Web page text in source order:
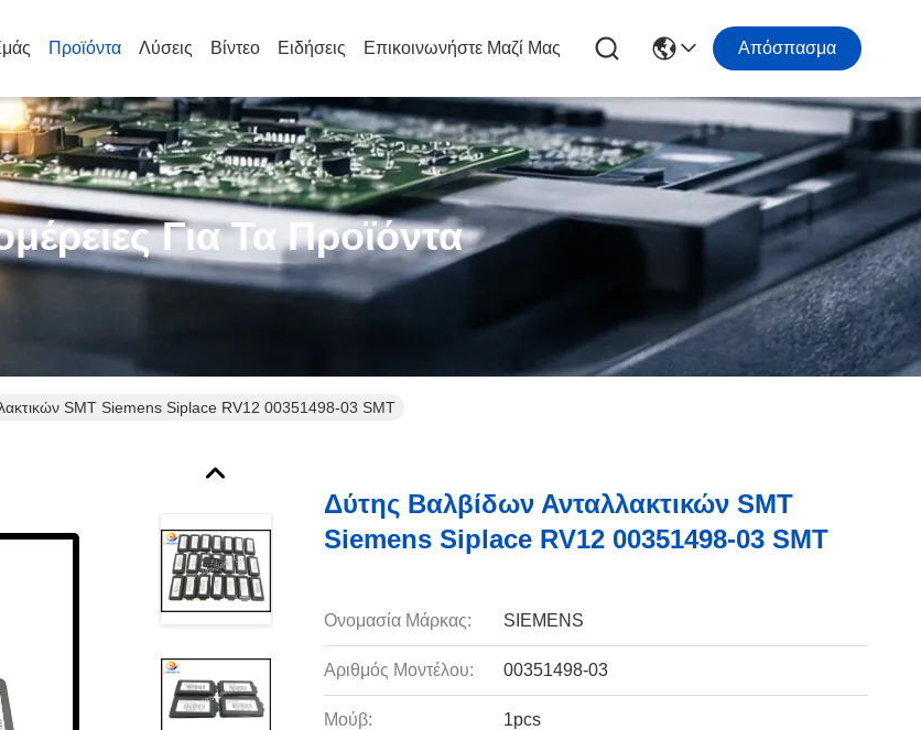
Προϊόντα Λύσεις Βίντεο Ειδήσεις Επικοινωνήστε Μαζί Μας Απόσπασμα
Για Τα Προϊόντα
SMT Siemens Siplace RV12 00351498-03 SMT
Δύτης Βαλβίδων Ανταλλακτικών SMT
Siemens Siplace RV12 00351498-03 SMT
Ονομασία Μάρκας: SIEMENS
Αριθμός Μοντέλου: 00351498-03
Μούβ: 1pcs